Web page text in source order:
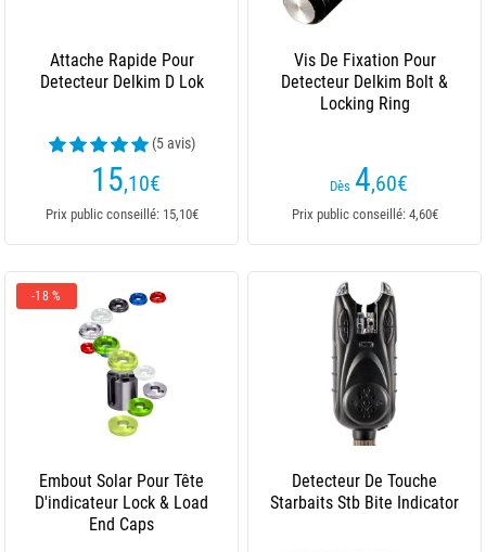
Attache Rapide Pour
Detecteur Delkim D Lok
(5 avis)
15,10€
Prix public conseillé: 15,10€
Vis De Fixation Pour
Detecteur Delkim Bolt &
Locking Ring
Dès 4,60€
Prix public conseillé: 4,60€
-18 %
Embout Solar Pour Tête
D'indicateur Lock & Load
End Caps
Detecteur De Touche
Starbaits Stb Bite Indicator